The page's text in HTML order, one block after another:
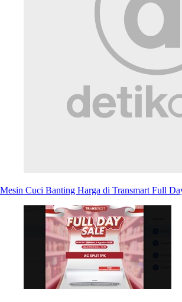
Mesin Cuci Banting Harga di Transmart Full